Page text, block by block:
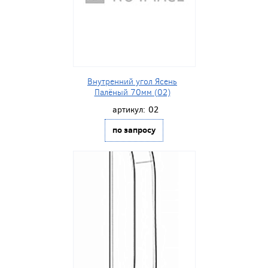
Внутренний угол Ясень
Палёный 70мм (02)
артикул: 02
по запросу